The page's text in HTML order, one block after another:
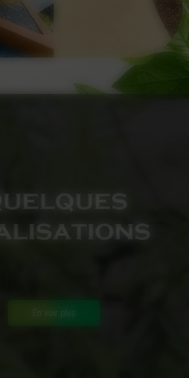
En voir plus